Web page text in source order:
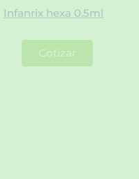
Infanrix hexa 0.5ml
Cotizar